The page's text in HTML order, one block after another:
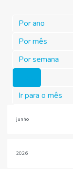
Por ano
Por mês
Por semana
Ir para o mês